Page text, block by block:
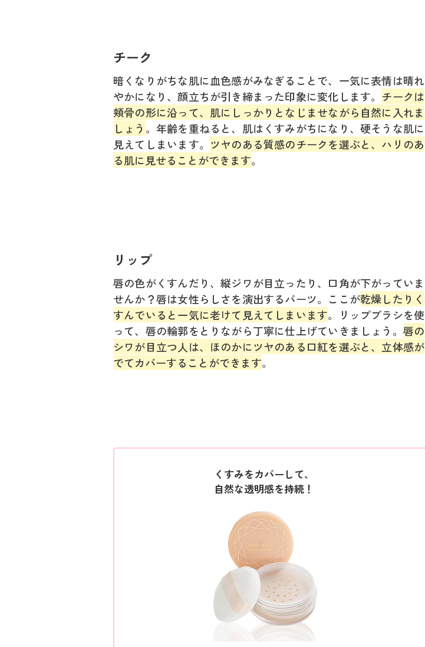
チーク
暗くなりがちな肌に血色感がみなぎることで、一気に表情は晴れ
やかになり、顔立ちが引き締まった印象に変化します。 チークは
頬骨の形に沿って、肌にしっかりとなじませながら自然に入れま
しょう 。年齢を重ねると、肌はくすみがちになり、硬そうな肌に
見えてしまいます。 ツヤのある質感のチークを選ぶと、ハリのあ
る肌に見せることができます。
リップ
唇の色がくすんだり、縦ジワが目立ったり、口角が下がっていま
せんか？唇は女性らしさを演出するパーツ。ここが乾燥したりく
すんでいると一気に老けて見えてしまいます。リップブラシを使
って、唇の輪郭をとりながら丁寧に仕上げていきましょう。 唇の
シワが目立つ人は、ほのかにツヤのある口紅を選ぶと、立体感が
でてカバーすることができます。
くすみをカバーして、
自然な透明感を持続！